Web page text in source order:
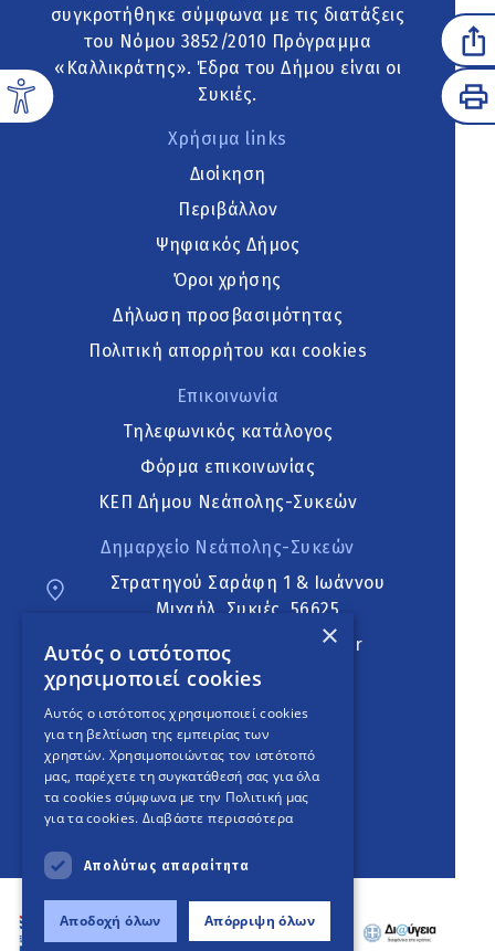
συγκροτήθηκε σύμφωνα με τις διατάξεις
του Νόμου 3852/2010 Πρόγραμμα
«Καλλικράτης». Έδρα του Δήμου είναι οι
Συκιές.
Χρήσιμα links
Διοίκηση
Περιβάλλον
Ψηφιακός Δήμος
Όροι χρήσης
Δήλωση προσβασιμότητας
Πολιτική απορρήτου και cookies
Επικοινωνία
Τηλεφωνικός κατάλογος
Φόρμα επικοινωνίας
ΚΕΠ Δήμου Νεάπολης-Συκεών
Δημαρχείο Νεάπολης-Συκεών
Στρατηγού Σαράφη 1 & Ιωάννου
Μιχαήλ, Συκιές, 56625
neapoli.sykies@ddt.gov.gr
Ακολουθήστε
English Version
An project
×
Αυτός ο ιστότοπος
χρησιμοποιεί cookies
Αυτός ο ιστότοπος χρησιμοποιεί cookies
για τη βελτίωση της εμπειρίας των
χρηστών. Χρησιμοποιώντας τον ιστότοπό
μας, παρέχετε τη συγκατάθεσή σας για όλα
τα cookies σύμφωνα με την Πολιτική μας
για τα cookies. Διαβάστε περισσότερα
Απολύτως απαραίτητα
Αποδοχή όλων Απόρριψη όλων